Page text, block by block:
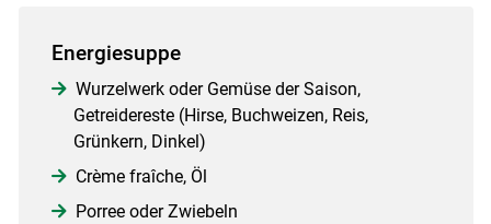
Energiesuppe
Wurzelwerk oder Gemüse der Saison,
Getreidereste (Hirse, Buchweizen, Reis,
Grünkern, Dinkel)
Crème fraîche, Öl
Porree oder Zwiebeln